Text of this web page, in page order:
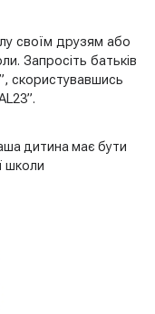
своїм друзям або
Запросіть батьків
скористувавшись
дитина має бути
школи